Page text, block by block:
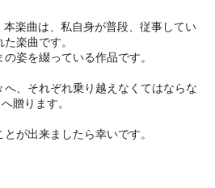
楽曲は、私自身が普段、従事してい
楽曲です。
姿を綴っている作品です。
、それぞれ乗り越えなくてはならな
贈ります。
が出来ましたら幸いです。